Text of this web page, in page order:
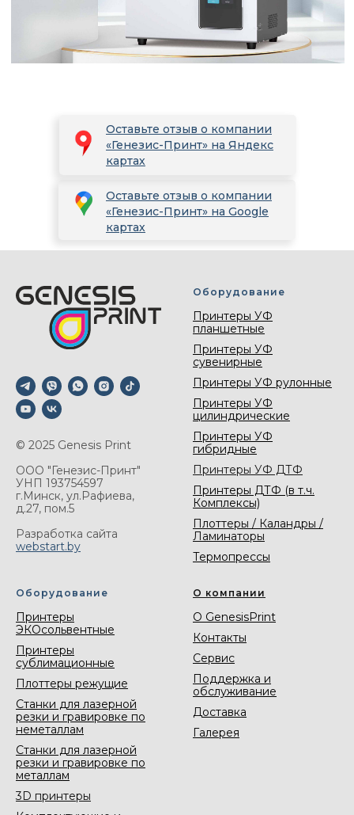
Оставьте отзыв о компании
«Генезис-Принт» на Google
картах
Оставьте отзыв о компании
«Генезис-Принт» на Яндекс
картах
© 2025 Genesis Print
ООО "Генезис-Принт"
УНП 193754597
г.Минск, ул.Рафиева,
д.27, пом.5
Разработка сайта
webstart.by
Оборудование
Принтеры УФ
планшетные
Принтеры УФ
сувенирные
Принтеры УФ рулонные
Принтеры УФ
цилиндрические
Принтеры УФ
гибридные
Принтеры УФ ДТФ
Принтеры ДТФ (в т.ч.
Комплексы)
Плоттеры / Каландры /
Ламинаторы
Термопрессы
Оборудование
Принтеры
ЭКОсольвентные
Принтеры
сублимационные
Плоттеры режущие
Станки для лазерной
резки и гравировке по
неметаллам
Станки для лазерной
резки и гравировке по
металлам
3D принтеры
О компании
О GenesisPrint
Контакты
Сервис
Поддержка и
обслуживание
Доставка
Галерея